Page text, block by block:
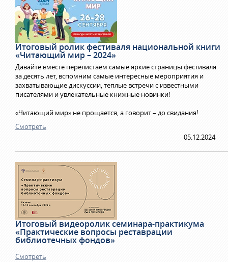
Итоговый ролик фестиваля национальной книги
«Читающий мир – 2024»
Давайте вместе перелистаем самые яркие страницы фестиваля
за десять лет, вспомним самые интересные мероприятия и
захватывающие дискуссии, теплые встречи с известными
писателями и увлекательные книжные новинки!
«Читающий мир» не прощается, а говорит – до свидания!
Смотреть
05.12.2024
Итоговый видеоролик семинара-практикума
«Практические вопросы реставрации
библиотечных фондов»
Смотреть